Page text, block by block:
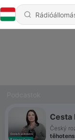
Cesta
Český